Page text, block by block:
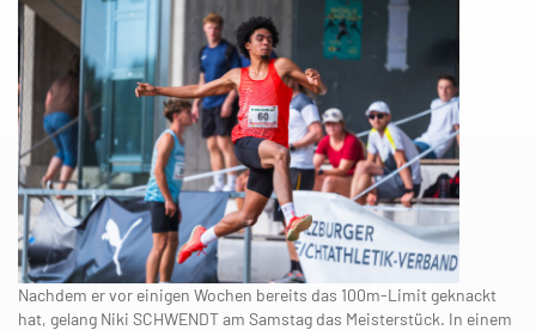
Nachdem er vor einigen Wochen bereits das 100m-Limit geknackt
hat, gelang Niki SCHWENDT am Samstag das Meisterstück. In einem